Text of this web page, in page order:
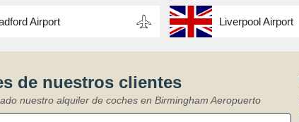
Airport Liverpool Airport
de nuestros clientes
nuestro alquiler de coches en Birmingham Aeropuerto